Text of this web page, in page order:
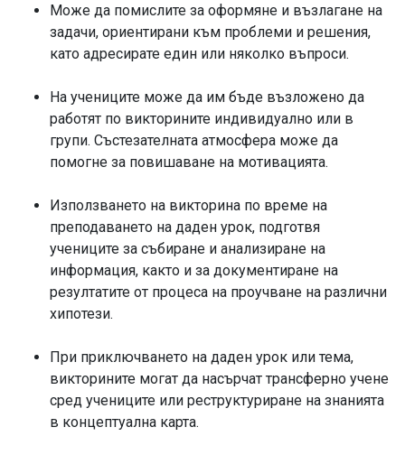
Може да помислите за оформяне и възлагане на
задачи, ориентирани към проблеми и решения,
като адресирате един или няколко въпроси.
На учениците може да им бъде възложено да
работят по викторините индивидуално или в
групи. Състезателната атмосфера може да
помогне за повишаване на мотивацията.
Използването на викторина по време на
преподаването на даден урок, подготвя
учениците за събиране и анализиране на
информация, както и за документиране на
резултатите от процеса на проучване на различни
хипотези.
При приключването на даден урок или тема,
викторините могат да насърчат трансферно учене
сред учениците или реструктуриране на знанията
в концептуална карта.